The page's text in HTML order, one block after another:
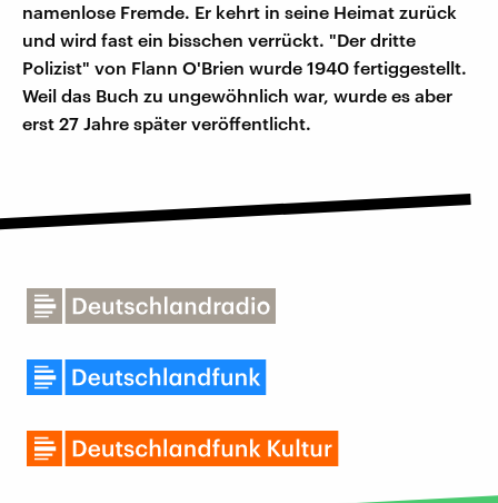
namenlose Fremde. Er kehrt in seine Heimat zurück
und wird fast ein bisschen verrückt. "Der dritte
Polizist" von Flann O'Brien wurde 1940 fertiggestellt.
Weil das Buch zu ungewöhnlich war, wurde es aber
erst 27 Jahre später veröffentlicht.